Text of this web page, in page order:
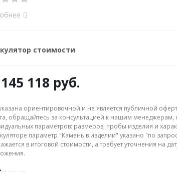
стоимости
145 118 руб.
ориентировочной и не является публичной
обращайтесь за консультацией к нашим менеджерам,
параметров: размеров, пробы изделия и
параметр "Камень в изделии" указано "по
в итоговой стоимости, а требует уточнения на